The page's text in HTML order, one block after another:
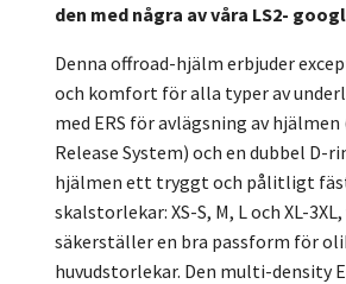
den med några av våra LS2-
Denna offroad-hjälm erbjuder
och komfort för alla typer av
med ERS för avlägsning av
Release System) och en dubbel D-
hjälmen ett tryggt och pålitligt
skalstorlekar: XS-S, M, L och XL-
säkerställer en bra passform för
huvudstorlekar. Den multi-density